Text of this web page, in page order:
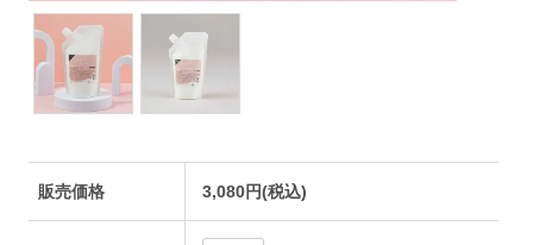
販売価格 3,080円(税込)